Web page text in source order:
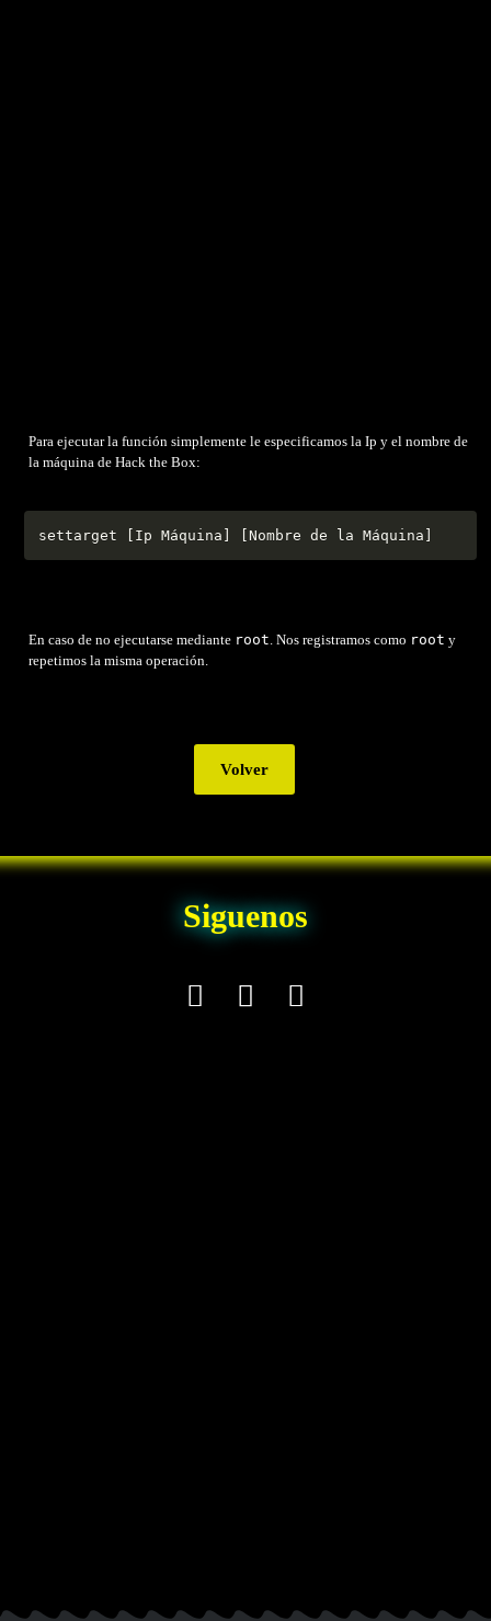
Para ejecutar la función simplemente le especificamos la Ip y el nombre de
la máquina de Hack the Box:
settarget Ip Máquina Nombre de la Máquina
En caso de no ejecutarse mediante root. Nos registramos como root y
repetimos la misma operación.
Volver
Siguenos